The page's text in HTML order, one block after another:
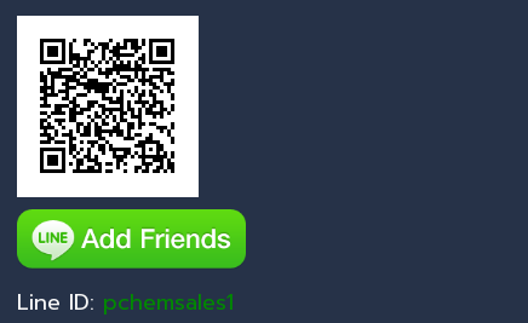
Line ID: pchemsales1